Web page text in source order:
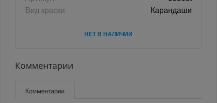
Вид краски
Карандаши
НЕТ В НАЛИЧИИ
Комментарии
Комментарии